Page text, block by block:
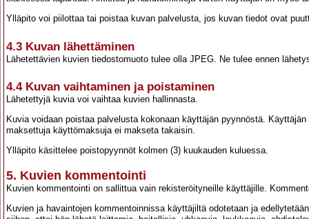
Ylläpito voi piilottaa tai poistaa kuvan palvelusta, jos kuvan tiedot ovat
4.3 Kuvan lähettäminen
Lähetettävien kuvien tiedostomuoto tulee olla JPEG. Ne tulee ennen
4.4 Kuvan vaihtaminen ja poistaminen
Lähetettyjä kuvia voi vaihtaa kuvien hallinnasta.
Kuvia voidaan poistaa palvelusta kokonaan käyttäjän pyynnöstä.
maksettuja käyttömaksuja ei makseta takaisin.
Ylläpito käsittelee poistopyynnöt kolmen (3) kuukauden kuluessa.
5. Kuvien kommentointi
Kuvien kommentointi on sallittua vain rekisteröityneille käyttäjille.
Kuvien ja havaintojen kommentoinnissa käyttäjiltä odotetaan ja